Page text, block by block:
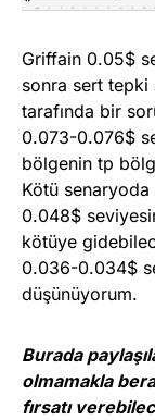
Griffain 0.05$
sonra sert tepki
tarafında bir
0.073-0.076$
bölgenin tp
Kötü senaryoda
0.048$
kötüye
0.036-0.034$
düşünüyorum.
Burada
olmamakla
fırsatı